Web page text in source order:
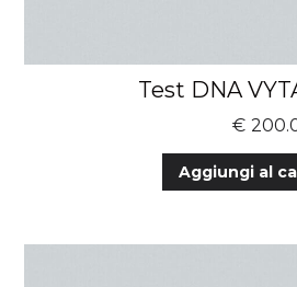
Test DNA
€
Aggiungi al